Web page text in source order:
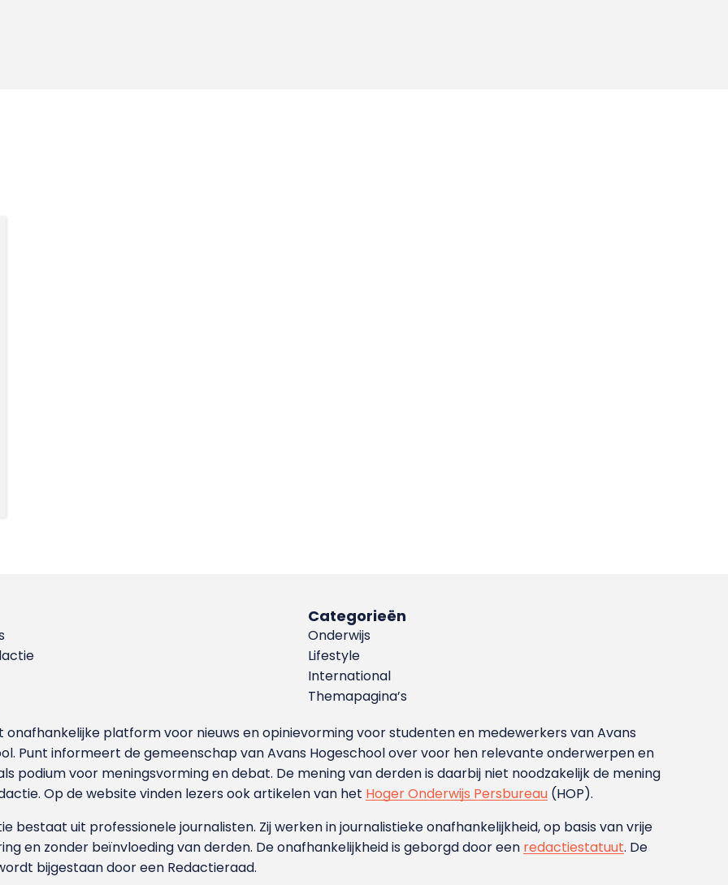
Categorieën
Onderwijs
Lifestyle
International
Themapagina’s
onafhankelijke platform voor nieuws en opinievorming voor studenten en medewerkers van Avans
Punt informeert de gemeenschap van Avans Hogeschool over voor hen relevante onderwerpen en
podium voor meningsvorming en debat. De mening van derden is daarbij niet noodzakelijk de mening
Op de website vinden lezers ook artikelen van het Hoger Onderwijs Persbureau (HOP).
bestaat uit professionele journalisten. Zij werken in journalistieke onafhankelijkheid, op basis van vrije
en zonder beïnvloeding van derden. De onafhankelijkheid is geborgd door een redactiestatuut. De
bijgestaan door een Redactieraad.